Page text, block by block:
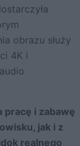
obrazu służy
4K i
pracę i zabawę
jak i z
realnego